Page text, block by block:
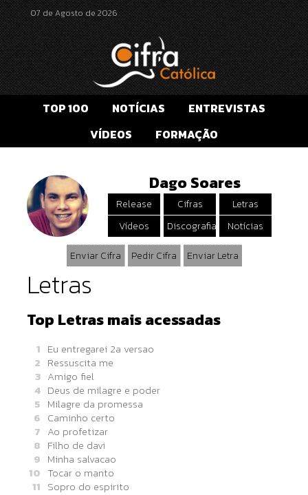
07 de Agosto de 2026
TOP 100 NOTÍCIAS
ENTREVISTAS
VÍDEOS
FORMAÇÃO
Dago Soares
Release Cifras
Letras
Vídeos
Discografia Notícias
Enviar Cifra Pedir Cifra Enviar Letra
Letras
Top Letras mais acessadas
1 Eu entregarei 2a versao
2 Ressuscita me
3 Amigo fiel
4 Deus de milagre e poder
5 Milagre da promessa
6 Caminho certo
7 Ao profetizar
8 Filho de davi
9 Minha salvacao
10 Tocar o manto
11 Sopro do espirito